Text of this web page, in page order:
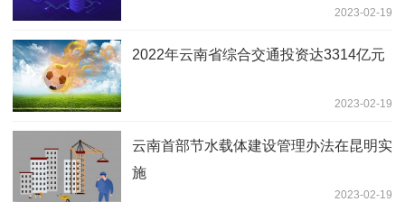
2023-02-19
2022年云南省综合交通投资达3314亿元
2023-02-19
云南首部节水载体建设管理办法在昆明实
施
2023-02-19